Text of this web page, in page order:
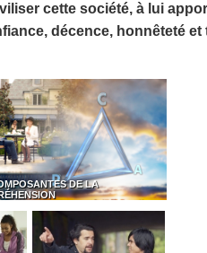
cette société, à lui
décence, honnêteté et
DE LA